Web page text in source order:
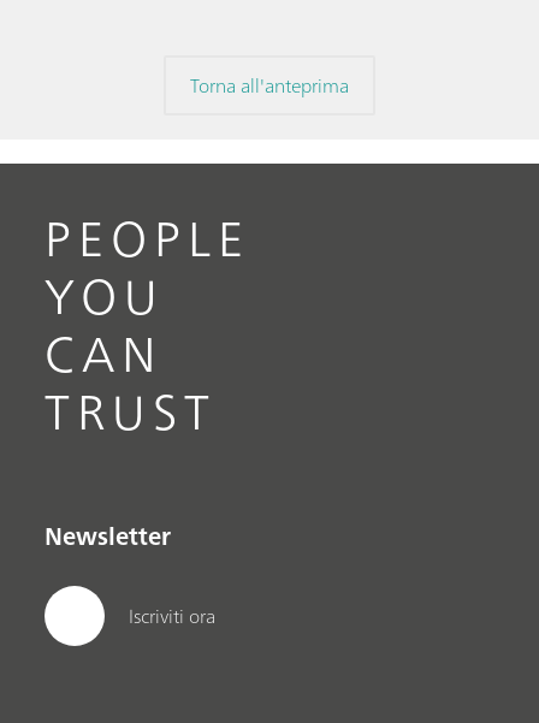
Torna all'anteprima
PEOPLE
YOU
CAN
TRUST
Newsletter
Iscriviti ora